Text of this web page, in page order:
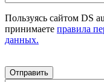
Пользуясь сайтом DS
принимаете правила
данных.
Отправить